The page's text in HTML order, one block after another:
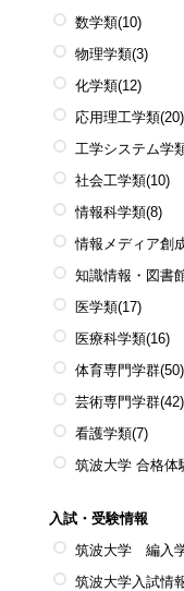
数学類(10)
物理学類(3)
化学類(12)
応用理工学類(20)
工学システム学
社会工学類(10)
情報科学類(8)
情報メディア創
知識情報・図書
医学類(17)
医療科学類(16)
体育専門学群(50)
芸術専門学群(42)
看護学類(7)
筑波大学 合格体
入試・受験情報
筑波大学 編入
筑波大学入試情